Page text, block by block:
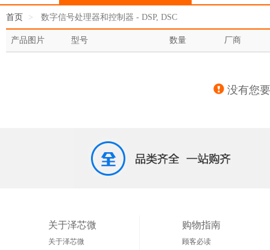
首页 数字信号处理器和控制器 - DSP, DSC
产品图片 型号 数量 厂商
没有您
关于泽芯微
关于泽芯微
购物指南
顾客必读